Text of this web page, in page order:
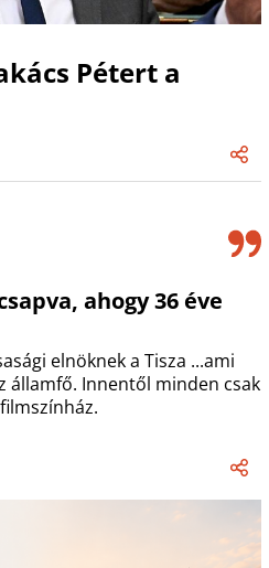
Pétert a
ahogy 36 éve
elnöknek a Tisza ...ami
államfő. Innentől minden csak